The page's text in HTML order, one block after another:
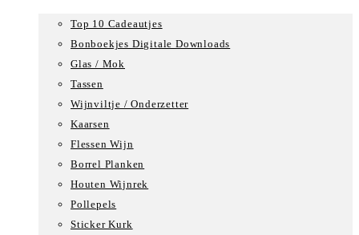
Top 10 Cadeautjes
Bonboekjes Digitale Downloads
Glas / Mok
Tassen
Wijnviltje / Onderzetter
Kaarsen
Flessen Wijn
Borrel Planken
Houten Wijnrek
Pollepels
Sticker Kurk